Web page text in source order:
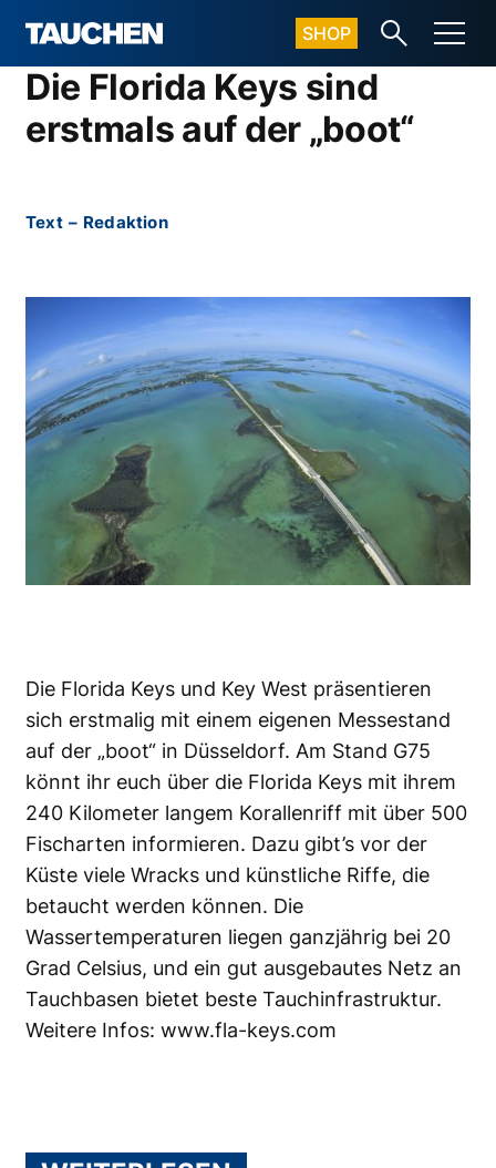
SHOP
Die Florida Keys sind
erstmals auf der „boot“
Text – Redaktion
Die Florida Keys und Key West präsentieren
sich erstmalig mit einem eigenen Messestand
auf der „boot“ in Düsseldorf. Am Stand G75
könnt ihr euch über die Florida Keys mit ihrem
240 Kilometer langem Korallenriff mit über 500
Fischarten informieren. Dazu gibt’s vor der
Küste viele Wracks und künstliche Riffe, die
betaucht werden können. Die
Wassertemperaturen liegen ganzjährig bei 20
Grad Celsius, und ein gut ausgebautes Netz an
Tauchbasen bietet beste Tauchinfrastruktur.
Weitere Infos: www.fla-keys.com